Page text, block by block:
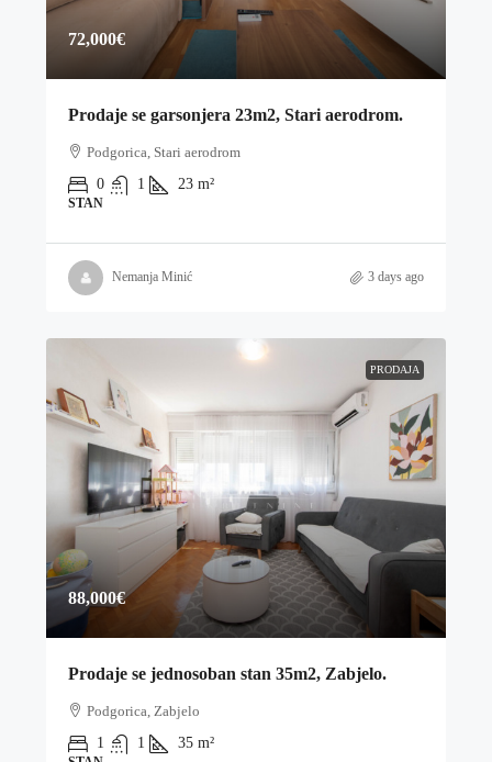
72,000€
Prodaje se garsonjera 23m2, Stari aerodrom.
Podgorica, Stari aerodrom
0
1 23 m²
STAN
Nemanja Minić 3 days ago
PRODAJA
88,000€
Prodaje se jednosoban stan 35m2, Zabjelo.
Podgorica, Zabjelo
1
1 35 m²